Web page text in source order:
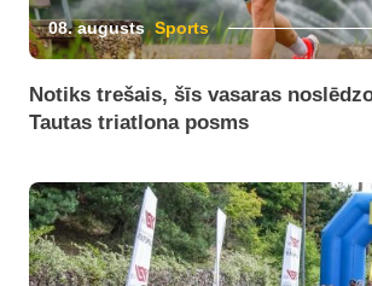
08. augusts Sports
Notiks trešais, šīs vasaras
Tautas triatlona posms